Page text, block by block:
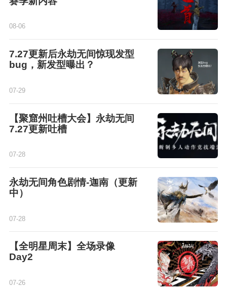
08-06
7.27更新后永劫无间惊现发型
bug，新发型曝出？
07-29
【聚窟州吐槽大会】永劫无间
7.27更新吐槽
07-28
永劫无间角色剧情-迦南（更新
中）
07-28
【全明星周末】全场录像
Day2
07-26